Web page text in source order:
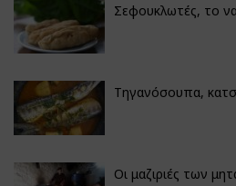
Σεφουκλωτές, το
Τηγανόσουπα,
Οι μαζιριές των